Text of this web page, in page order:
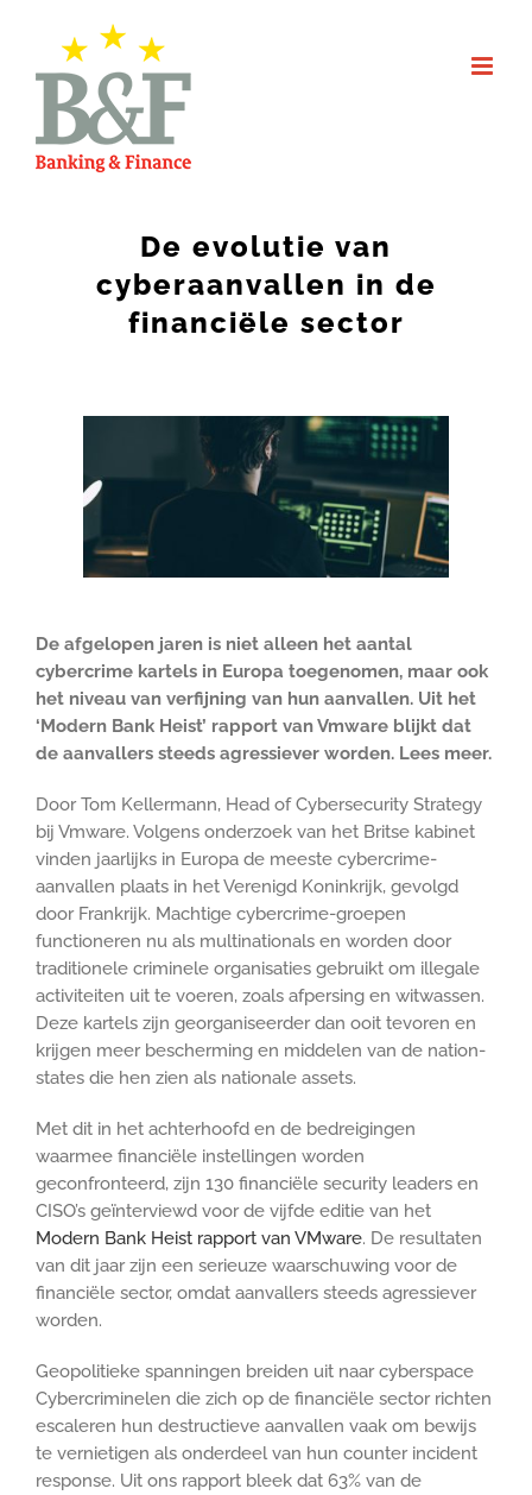
De evolutie van
cyberaanvallen in de
financiële sector
De afgelopen jaren is niet alleen het aantal
cybercrime kartels in Europa toegenomen, maar ook
het niveau van verfijning van hun aanvallen. Uit het
‘Modern Bank Heist’ rapport van Vmware blijkt dat
de aanvallers steeds agressiever worden. Lees meer.
Door Tom Kellermann, Head of Cybersecurity Strategy
bij Vmware. Volgens onderzoek van het Britse kabinet
vinden jaarlijks in Europa de meeste cybercrime-
aanvallen plaats in het Verenigd Koninkrijk, gevolgd
door Frankrijk. Machtige cybercrime-groepen
functioneren nu als multinationals en worden door
traditionele criminele organisaties gebruikt om illegale
activiteiten uit te voeren, zoals afpersing en witwassen.
Deze kartels zijn georganiseerder dan ooit tevoren en
krijgen meer bescherming en middelen van de nation-
states die hen zien als nationale assets.
Met dit in het achterhoofd en de bedreigingen
waarmee financiële instellingen worden
geconfronteerd, zijn 130 financiële security leaders en
CISO’s geïnterviewd voor de vijfde editie van het
Modern Bank Heist rapport van VMware. De resultaten
van dit jaar zijn een serieuze waarschuwing voor de
financiële sector, omdat aanvallers steeds agressiever
worden.
Geopolitieke spanningen breiden uit naar cyberspace
Cybercriminelen die zich op de financiële sector richten
escaleren hun destructieve aanvallen vaak om bewijs
te vernietigen als onderdeel van hun counter incident
response. Uit ons rapport bleek dat 63% van de